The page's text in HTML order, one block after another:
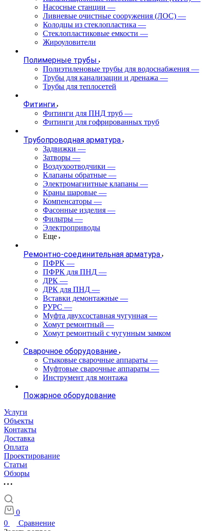
Насосные станции —
Ливневые очистные сооружения (ЛОС) —
Колодцы из стеклопластика —
Стеклопластиковые емкости —
Жироуловители
Полимерные трубы
Полиэтиленовые трубы для водоснабжения —
Трубы для канализации и дренажа —
Трубы для теплосетей
Фитинги
Фитинги для ПНД труб —
Фитинги для гофрированных труб
Трубопроводная арматура
Задвижки —
Затворы —
Воздухоотводчики —
Клапаны обратные —
Электромагнитные клапаны —
Краны шаровые —
Компенсаторы —
Фасонные изделия —
Фильтры —
Электроприводы
Еще
Ремонтно-соединительная арматура
ПФРК —
ПФРК для ПНД —
ДРК —
ДРК для ПНД —
Вставки демонтажные —
РУРС —
Муфта двухсоставная чугунная —
Хомут ремонтный —
Хомут ремонтный с чугунным замком
Сварочное оборудование
Стыковые сварочные аппараты —
Муфтовые сварочные аппараты —
Инструмент для монтажа
Пожарное оборудование
Услуги
Объекты
Контакты
Доставка
Оплата
Проектирование
Статьи
Обзоры
0
0
Сравнение